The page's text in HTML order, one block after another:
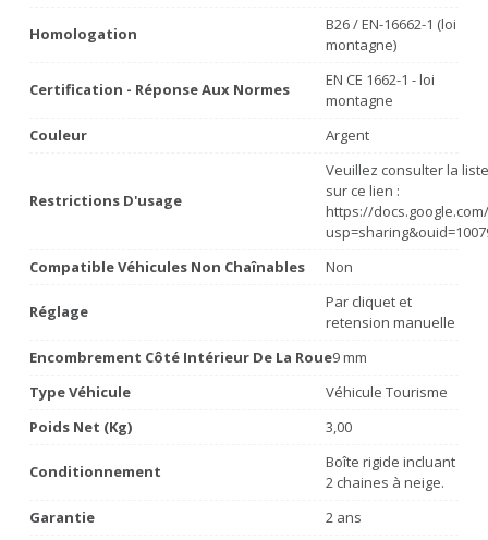
Homologation
B26 / EN-16662-1 (loi
montagne)
Certification - Réponse Aux Normes
EN CE 1662-1 - loi
montagne
Couleur
Argent
Restrictions D'usage
Veuillez consulter la
sur ce lien :
https://
Compatible Véhicules Non Chaînables
Non
Réglage
Par cliquet et
retension manuelle
Encombrement Côté Intérieur De La Roue9 mm
Type Véhicule
Véhicule Tourisme
Poids Net (Kg)
3,00
Conditionnement
Boîte rigide incluant
2 chaines à neige.
Garantie
2 ans